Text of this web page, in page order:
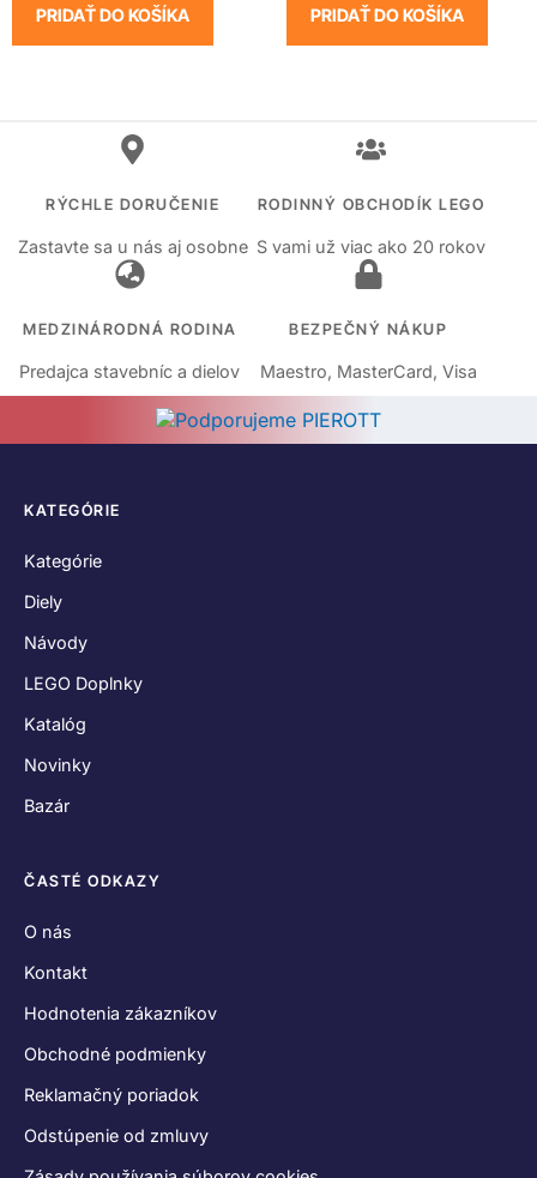
PRIDAŤ DO KOŠÍKA PRIDAŤ DO KOŠÍKA
RÝCHLE DORUČENIE
Zastavte sa u nás aj osobne
RODINNÝ OBCHODÍK LEGO
S vami už viac ako 20 rokov
MEDZINÁRODNÁ RODINA
Predajca stavebníc a dielov
BEZPEČNÝ NÁKUP
Maestro, MasterCard, Visa
KATEGÓRIE
Kategórie
Diely
Návody
LEGO Doplnky
Katalóg
Novinky
Bazár
ČASTÉ ODKAZY
O nás
Kontakt
Hodnotenia zákazníkov
Obchodné podmienky
Reklamačný poriadok
Odstúpenie od zmluvy